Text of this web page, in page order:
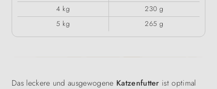
4 kg
230 g
5 kg
265 g
Das leckere und ausgewogene Katzenfutter ist optimal